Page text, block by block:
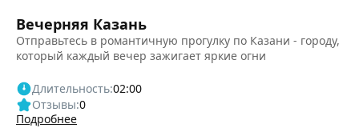
Вечерняя Казань
Отправьтесь в романтичную прогулку по Казани - городу,
который каждый вечер зажигает яркие огни
Длительность:02:00
Отзывы:0
Подробнее